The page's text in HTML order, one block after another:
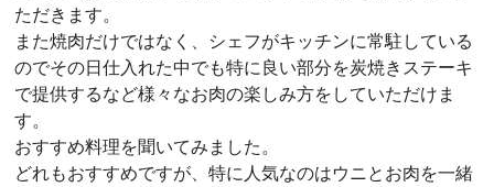
ただきます。
また焼肉だけではなく、シェフがキッチンに常駐している
のでその日仕入れた中でも特に良い部分を炭焼きステーキ
で提供するなど様々なお肉の楽しみ方をしていただけま
す。
おすすめ料理を聞いてみました。
どれもおすすめですが、特に人気なのはウニとお肉を一緒